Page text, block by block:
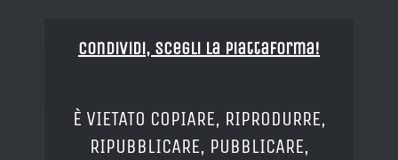
Condividi, Scegli la piattaforma!
È VIETATO COPIARE, RIPRODURRE,
RIPUBBLICARE, PUBBLICARE,